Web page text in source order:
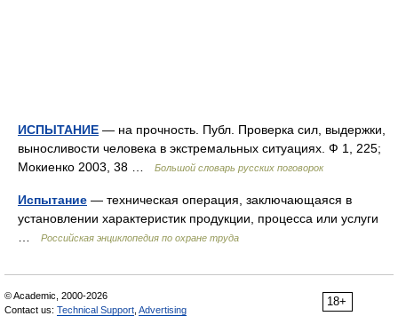
ИСПЫТАНИЕ — на прочность. Публ. Проверка сил, выдержки,
выносливости человека в экстремальных ситуациях. Ф 1, 225;
Мокиенко 2003, 38 …
Большой словарь русских поговорок
Испытание — техническая операция, заключающаяся в
установлении характеристик продукции, процесса или услуги
Российская энциклопедия по охране труда
18+
© Academic, 2000-2026
Contact us: Technical Support Advertising